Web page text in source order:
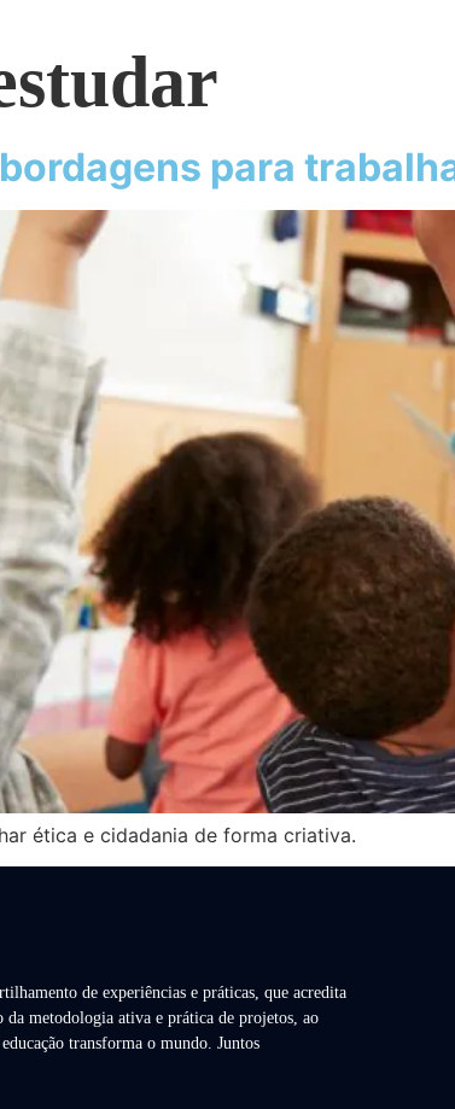
para
ética e cidadania de forma criativa.
de experiências e práticas, que acredita
da metodologia ativa e prática de projetos, ao
transforma o mundo. Juntos